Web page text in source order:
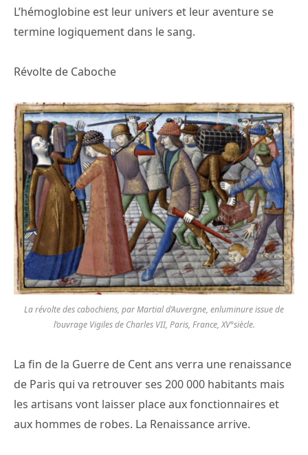
L’hémoglobine est leur univers et leur aventure se
termine logiquement dans le sang.
Révolte de Caboche
La révolte des cabochiens, par Martial d’Auvergne, enluminure issue de
l’ouvrage Vigiles de Charles VII, Paris, France, XV°siècle.
La fin de la Guerre de Cent ans verra une renaissance
de Paris qui va retrouver ses 200 000 habitants mais
les artisans vont laisser place aux fonctionnaires et
aux hommes de robes. La Renaissance arrive.